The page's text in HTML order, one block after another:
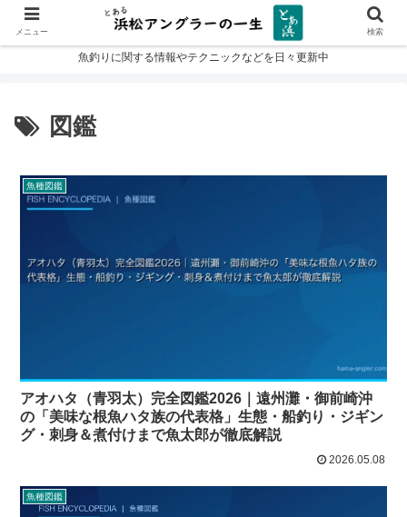
魚釣りに関する情報やテクニックなどを日々更新中
図鑑
魚種図鑑
アオハタ（青羽太）完全図鑑2026｜遠州灘・御前崎沖
の「美味な根魚ハタ族の代表格」生態・船釣り・ジギン
グ・刺身＆煮付けまで魚太郎が徹底解説
2026.05.08
魚種図鑑
メニュー 検索